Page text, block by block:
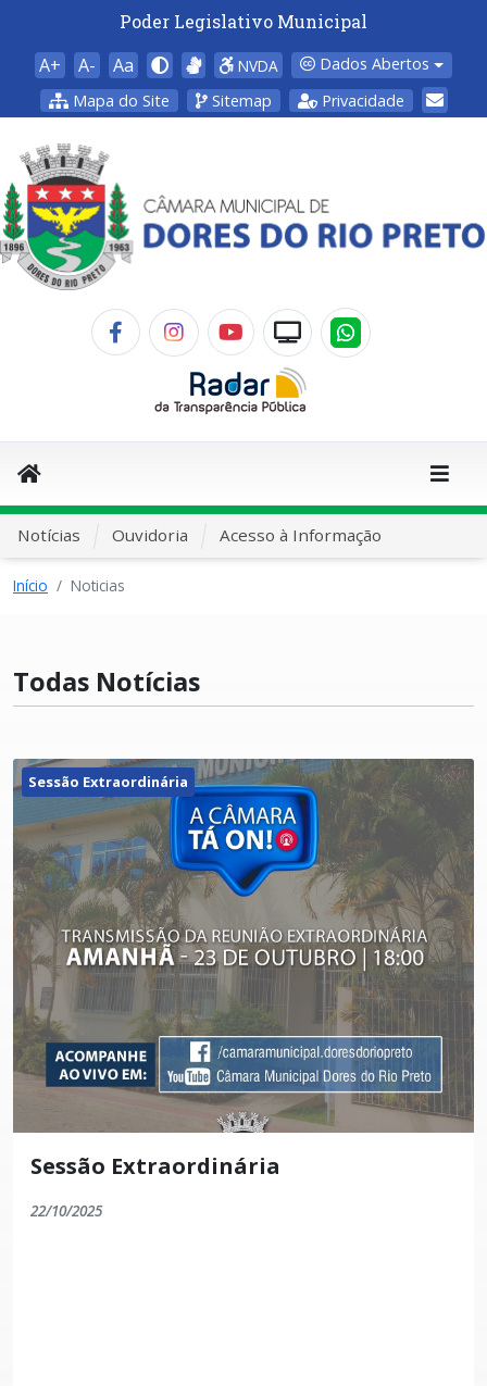
Poder Legislativo Municipal
A+ A- Aa NVDA
Dados Abertos
Mapa do Site
Sitemap Privacidade
Notícias Ouvidoria Acesso à Informação
Início Noticias
Todas Notícias
Sessão Extraordinária
Sessão Extraordinária
22/10/2025